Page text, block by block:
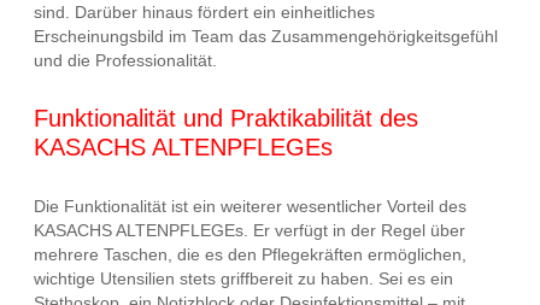
sind. Darüber hinaus fördert ein einheitliches
Erscheinungsbild im Team das Zusammengehörigkeitsgefühl
und die Professionalität.
Funktionalität und Praktikabilität des
KASACHS ALTENPFLEGEs
Die Funktionalität ist ein weiterer wesentlicher Vorteil des
KASACHS ALTENPFLEGEs. Er verfügt in der Regel über
mehrere Taschen, die es den Pflegekräften ermöglichen,
wichtige Utensilien stets griffbereit zu haben. Sei es ein